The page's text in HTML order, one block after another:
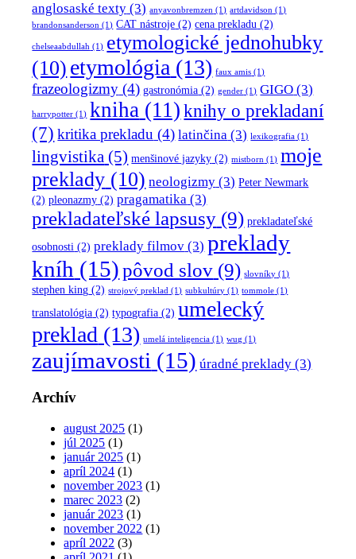
anglosaské texty (3) anyavonbremzen (1) artdavidson (1)
brandonsanderson (1) CAT nástroje (2) cena prekladu (2)
chelseaabdullah (1) etymologické jednohubky
(10) etymológia (13) faux amis (1)
frazeologizmy (4) gastronómia (2) gender (1) GIGO (3)
harrypotter (1) kniha (11) knihy o prekladaní
(7) kritika prekladu (4) latinčina (3) lexikografia (1)
lingvistika (5) menšinové jazyky (2) mistborn (1) moje
preklady (10) neologizmy (3) Peter Newmark
(2) pleonazmy (2) pragamatika (3)
prekladateľské lapsusy (9) prekladateľské
osobnosti (2) preklady filmov (3) preklady
kníh (15) pôvod slov (9) slovníky (1)
stephen king (2) strojový preklad (1) subkultúry (1) tommole (1)
translatológia (2) typografia (2) umelecký
preklad (13) umelá inteligencia (1) wug (1)
zaujímavosti (15) úradné preklady (3)
Archív
august 2025 (1)
júl 2025 (1)
január 2025 (1)
apríl 2024 (1)
november 2023 (1)
marec 2023 (2)
január 2023 (1)
november 2022 (1)
apríl 2022 (3)